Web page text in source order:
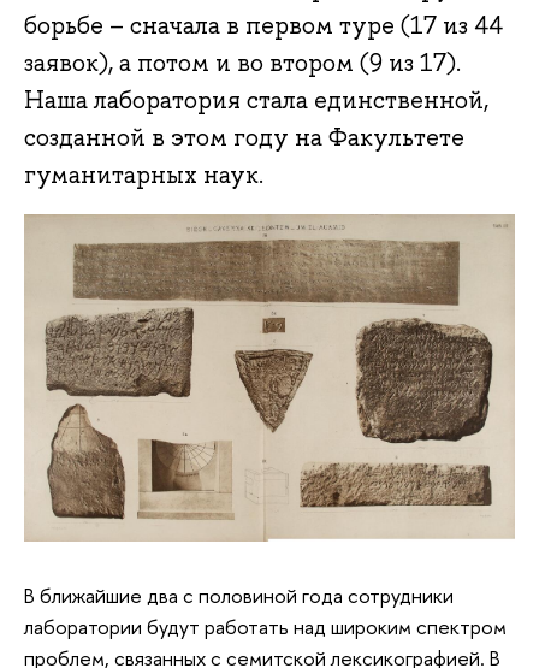
борьбе – сначала в первом туре (17 из 44
заявок), а потом и во втором (9 из 17).
Наша лаборатория стала единственной,
созданной в этом году на Факультете
гуманитарных наук.
В ближайшие два с половиной года сотрудники
лаборатории будут работать над широким спектром
проблем, связанных с семитской лексикографией. В